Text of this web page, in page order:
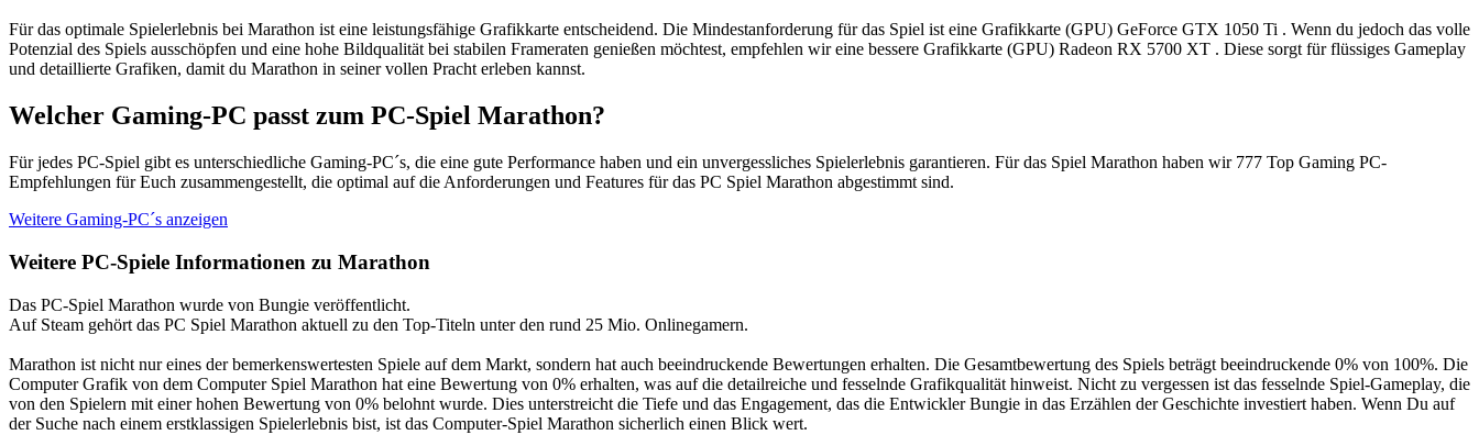
Für das optimale Spielerlebnis bei Marathon ist eine leistungsfähige Grafikkarte entscheidend. Die Mindestanforderung für das Spiel ist eine Grafikkarte (GPU) GeForce GTX 1050 Ti . Wenn du jedoch das volle
Potenzial des Spiels ausschöpfen und eine hohe Bildqualität bei stabilen Frameraten genießen möchtest, empfehlen wir eine bessere Grafikkarte (GPU) Radeon RX 5700 XT . Diese sorgt für flüssiges Gameplay
und detaillierte Grafiken, damit du Marathon in seiner vollen Pracht erleben kannst.
Welcher Gaming-PC passt zum PC-Spiel Marathon?
Für jedes PC-Spiel gibt es unterschiedliche Gaming-PC´s, die eine gute Performance haben und ein unvergessliches Spielerlebnis garantieren. Für das Spiel Marathon haben wir 777 Top Gaming PC-
Empfehlungen für Euch zusammengestellt, die optimal auf die Anforderungen und Features für das PC Spiel Marathon abgestimmt sind.
Weitere Gaming-PC´s anzeigen
Weitere PC-Spiele Informationen zu Marathon
Das PC-Spiel Marathon wurde von Bungie veröffentlicht.
Auf Steam gehört das PC Spiel Marathon aktuell zu den Top-Titeln unter den rund 25 Mio. Onlinegamern.
Marathon ist nicht nur eines der bemerkenswertesten Spiele auf dem Markt, sondern hat auch beeindruckende Bewertungen erhalten. Die Gesamtbewertung des Spiels beträgt beeindruckende 0% von 100%. Die
Computer Grafik von dem Computer Spiel Marathon hat eine Bewertung von 0% erhalten, was auf die detailreiche und fesselnde Grafikqualität hinweist. Nicht zu vergessen ist das fesselnde Spiel-Gameplay, die
von den Spielern mit einer hohen Bewertung von 0% belohnt wurde. Dies unterstreicht die Tiefe und das Engagement, das die Entwickler Bungie in das Erzählen der Geschichte investiert haben. Wenn Du auf
der Suche nach einem erstklassigen Spielerlebnis bist, ist das Computer-Spiel Marathon sicherlich einen Blick wert.